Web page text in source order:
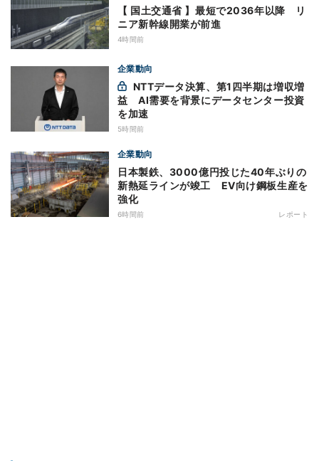
【 国土交通省 】最短で2036年以降 リ
ニア新幹線開業が前進
4時間前
企業動向
益 AI需要を背景にデータセンター投資
を加速
5時間前
企業動向
日本製鉄、3000億円投じた40年ぶりの
新熱延ラインが竣工 EV向け鋼板生産を
強化
6時間前 レポート